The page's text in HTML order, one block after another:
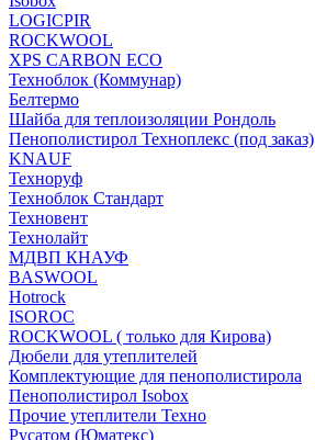
LOGICPIR
ROCKWOOL
XPS CARBON ECO
Техноблок (Коммунар)
Белтермо
Шайба для теплоизоляции Рондоль
Пенополистирол Техноплекс (под заказ)
KNАUF
Технoруф
Техноблок Стандарт
Техновент
Технолайт
МДВП КНАУФ
BASWOOL
Hotrock
ISOROC
ROCKWOOL ( только для Кирова)
Дюбели для утеплителей
Комплектующие для пенополистирола
Пенополистирол Isobox
Прочие утеплители Техно
Русатом (Юматекс)